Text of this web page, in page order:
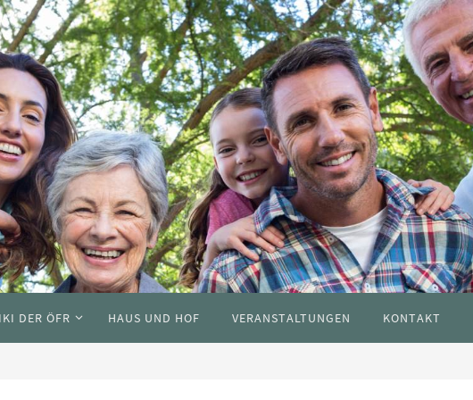
DER ÖFR HAUS UND HOF VERANSTALTUNGEN KONTAKT